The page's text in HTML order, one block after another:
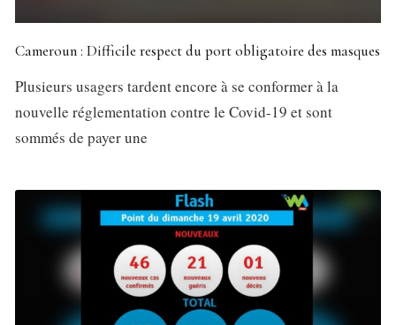
Cameroun : Difficile respect du port obligatoire des masques
Plusieurs usagers tardent encore à se conformer à la
nouvelle réglementation contre le Covid-19 et sont
sommés de payer une